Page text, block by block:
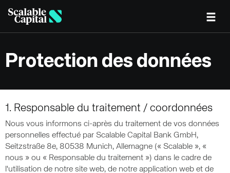
Protection des données
1. Responsable du traitement / coordonnées
Nous vous informons ci-après du traitement de vos données
personnelles effectué par Scalable Capital Bank GmbH,
Seitzstraße 8e, 80538 Munich, Allemagne (« Scalable », «
nous » ou « Responsable du traitement ») dans le cadre de
l'utilisation de notre site web, de notre application web et de